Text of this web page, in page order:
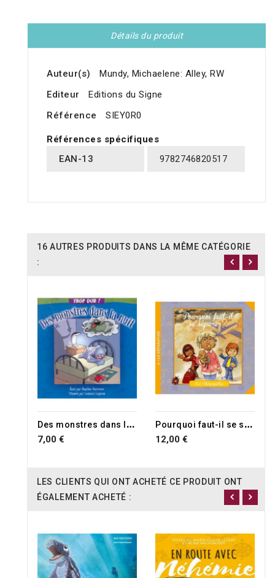
Détails du produit
Auteur(s)
Mundy, Michaelene: Alley, RW
Editeur
Editions du Signe
Référence
SIEY0R0
Références spécifiques
EAN-13
9782746820517
16 AUTRES PRODUITS DANS LA MÊME CATÉGORIE
:
D
es monstres dans la nuit
7,00 €
P
ourquoi faut-il se séparer ?
12,00 €
LES CLIENTS QUI ONT ACHETÉ CE PRODUIT ONT
ÉGALEMENT ACHETÉ :